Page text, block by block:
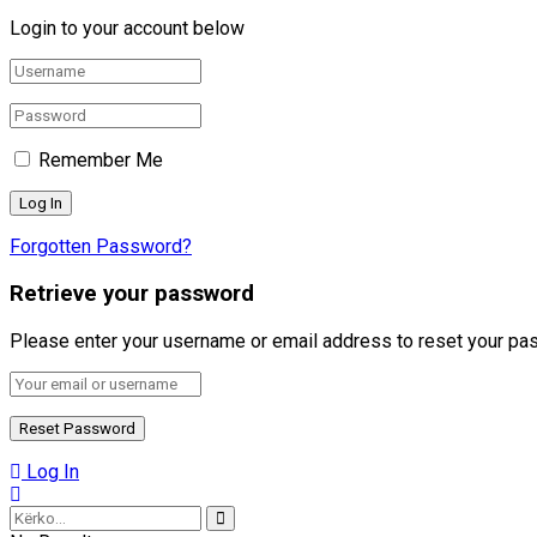
Login to your account below
Remember Me
Forgotten Password?
Retrieve your password
Please enter your username or email address to reset your
Log In